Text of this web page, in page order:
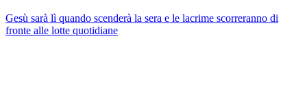
Gesù sarà lì quando scenderà la sera e le lacrime scorreranno di
fronte alle lotte quotidiane